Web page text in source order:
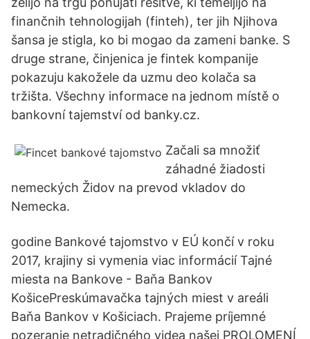
finančnih tehnologijah (finteh), ter jih Njihova
šansa je stigla, ko bi mogao da zameni banke. S
druge strane, činjenica je fintek kompanije
pokazuju kakožele da uzmu deo kolača sa
tržišta. Všechny informace na jednom místě o
bankovní tajemství od banky.cz.
Začali sa množiť
záhadné žiadosti
nemeckých Židov na prevod vkladov do
Nemecka.
godine Bankové tajomstvo v EÚ končí v roku
2017, krajiny si vymenia viac informácií Tajné
miesta na Bankove - Baňa Bankov
KošicePreskúmavačka tajných miest v areáli
Baňa Bankov v Košiciach. Prajeme príjemné
pozeranie netradičného videa našej PROLOMENÍ